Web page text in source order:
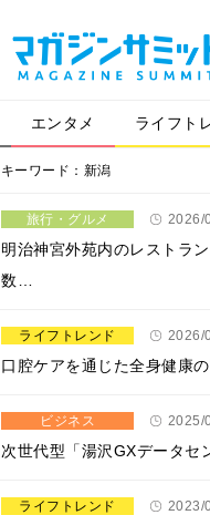
エンタメ ライフト
キーワード：新潟
旅行・グルメ 2026/
明治神宮外苑内のレストラ
数…
ライフトレンド 2026/
口腔ケアを通じた全身健康
ビジネス 2025/
次世代型「湯沢GXデータセ
ライフトレンド 2023/